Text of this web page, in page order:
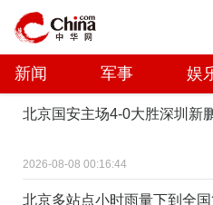
新闻 军事 娱
北京国安主场4-0大胜深圳新
2026-08-08 00:16:44
北京多站点小时雨量下到全